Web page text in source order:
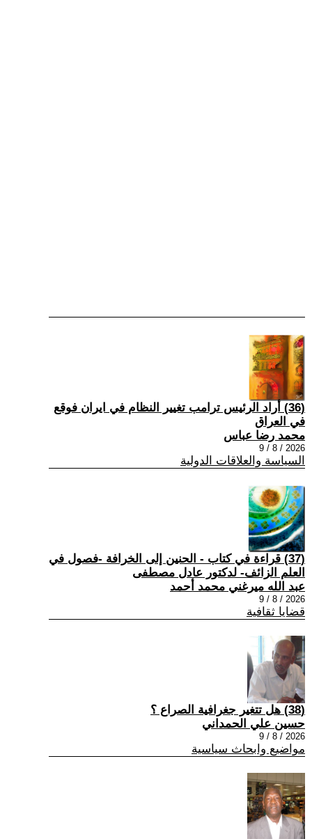
(36) أراد الرئيس ترامب تغيير النظام في ايران فوقع
في العراق
محمد رضا عباس
2026 / 8 / 9
السياسة والعلاقات الدولية
(37) قراءة في كتاب - الحنين إلى الخرافة -فصول في
العلم الزائف- لدكتور عادل مصطفى
عبد الله ميرغني محمد أحمد
2026 / 8 / 9
قضايا ثقافية
(38) هل تتغير جغرافية الصراع ؟
حسين علي الحمداني
2026 / 8 / 9
مواضيع وابحاث سياسية